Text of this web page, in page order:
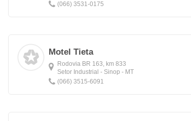
(066) 3531-0175
Motel Tieta
Rodovia BR 163, km 833
Setor Industrial - Sinop - MT
(066) 3515-6091